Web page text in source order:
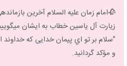
🌱دوست من :عبادت بدون ولایت مثل
هر جا میشینی و از هر تریبونی غربت ،
زمانت رو فریادبزن ، و مُبلغ نامش باش
🥀امام زمان علیه السلام آخرین
زیارت آل یاسین خطاب به ایشان
"سلام بر تو اي پیمان خدایی که
و مؤكد گردانيد.